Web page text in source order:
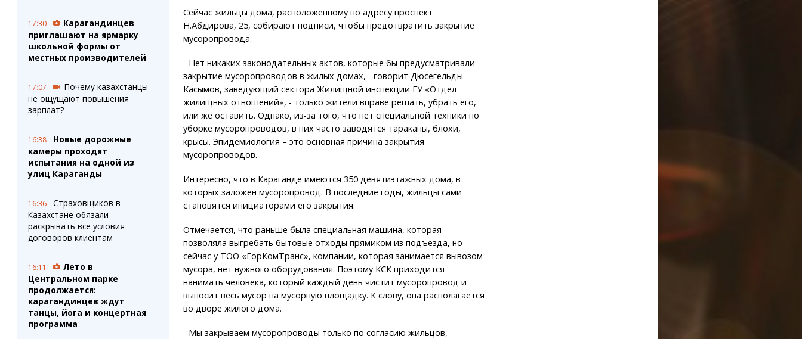
17:30
Карагандинцев
приглашают на ярмарку
школьной формы от
местных производителей
17:07
Почему казахстанцы
не ощущают повышения
зарплат?
16:38
Новые дорожные
камеры проходят
испытания на одной из
улиц Караганды
16:36
Страховщиков в
Казахстане обязали
раскрывать все условия
договоров клиентам
16:11
Лето в
Центральном парке
продолжается:
карагандинцев ждут
танцы, йога и концертная
программа
Сейчас жильцы дома, расположенному по адресу проспект
Н.Абдирова, 25, собирают подписи, чтобы предотвратить закрытие
мусоропровода.
- Нет никаких законодательных актов, которые бы предусматривали
закрытие мусоропроводов в жилых домах, - говорит Дюсегельды
Касымов, заведующий сектора Жилищной инспекции ГУ «Отдел
жилищных отношений», - только жители вправе решать, убрать его,
или же оставить. Однако, из-за того, что нет специальной техники по
уборке мусоропроводов, в них часто заводятся тараканы, блохи,
крысы. Эпидемиология – это основная причина закрытия
мусоропроводов.
Интересно, что в Караганде имеются 350 девятиэтажных дома, в
которых заложен мусоропровод. В последние годы, жильцы сами
становятся инициаторами его закрытия.
Отмечается, что раньше была специальная машина, которая
позволяла выгребать бытовые отходы прямиком из подъезда, но
сейчас у ТОО «ГорКомТранс», компании, которая занимается вывозом
мусора, нет нужного оборудования. Поэтому КСК приходится
нанимать человека, который каждый день чистит мусоропровод и
выносит весь мусор на мусорную площадку. К слову, она располагается
во дворе жилого дома.
- Мы закрываем мусоропроводы только по согласию жильцов, -